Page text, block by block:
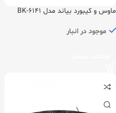
ماوس و کیبورد بیاند مدل BK-6141
موجود در انبار